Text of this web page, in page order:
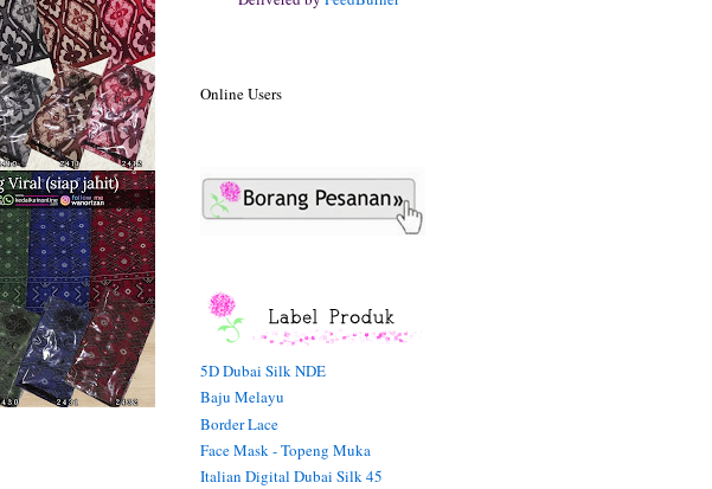
Online Users
5D Dubai Silk NDE
Baju Melayu
Border Lace
Face Mask - Topeng Muka
Italian Digital Dubai Silk 45